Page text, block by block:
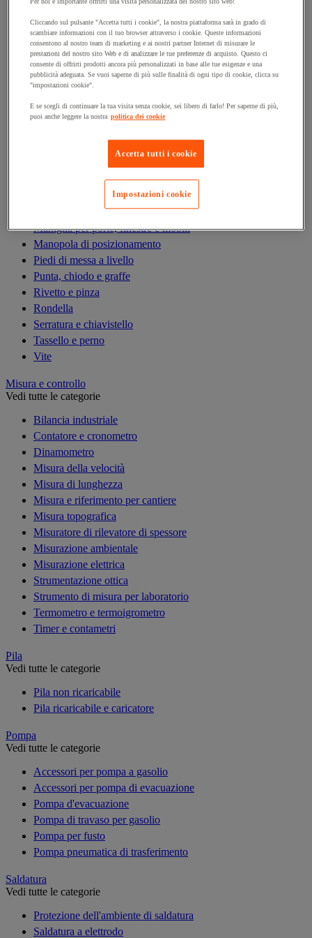
Antivibrazioni
Asta filettata
Boccola, inserto, molla e filetto riportato
Bullone
Calamita di fissaggio
Cardine, cerniera e bandella
Cerniera
Fascetta di serraggio
Ferramenta per l'arredamento
Giunto e clip circolare
Guarnizione per porte, finestre e cancelli
Maniglia per porte, finestre e mobili
Manopola di posizionamento
Piedi di messa a livello
Punta, chiodo e graffe
Rivetto e pinza
Rondella
Serratura e chiavistello
Tassello e perno
Vite
Misura e controllo
Vedi tutte le categorie
Bilancia industriale
Contatore e cronometro
Dinamometro
Misura della velocità
Misura di lunghezza
Misura e riferimento per cantiere
Misura topografica
Misuratore di rilevatore di spessore
Misurazione ambientale
Misurazione elettrica
Strumentazione ottica
Strumento di misura per laboratorio
Termometro e termoigrometro
Timer e contametri
Pila
Vedi tutte le categorie
Pila non ricaricabile
Pila ricaricabile e caricatore
Pompa
Vedi tutte le categorie
Accessori per pompa a gasolio
Accessori per pompa di evacuazione
Pompa d'evacuazione
Pompa di travaso per gasolio
Pompa per fusto
Pompa pneumatica di trasferimento
Saldatura
Vedi tutte le categorie
Protezione dell'ambiente di saldatura
Saldatura a elettrodo
Cliccando sul pulsante "Accetta tutti i cookie", la nostra piattaforma sarà in grado di
scambiare informazioni con il tuo browser attraverso i cookie. Queste informazioni
consentono al nostro team di marketing e ai nostri partner Internet di misurare le
prestazioni del nostro sito Web e di analizzare le tue preferenze di acquisto. Questo ci
consente di offrirti prodotti ancora più personalizzati in base alle tue esigenze e una
pubblicità adeguata. Se vuoi saperne di più sulle finalità di ogni tipo di cookie, clicca su
"impostazioni cookie".
E se scegli di continuare la tua visita senza cookie, sei libero di farlo! Per saperne di più,
puoi anche leggere la nostra politica dei cookie
Accetta tutti i cookie
Impostazioni cookie